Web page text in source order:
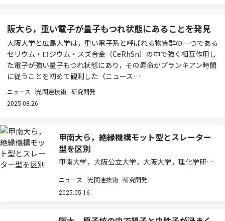
阪大ら，重い電子が量子もつれ状態にあることを発見
大阪大学と広島大学は，重い電子系と呼ばれる物質群の一つである
セリウム・ロジウム・スズ合金（CeRhSn）の中で強く相互作用し
た電子が強い量子もつれ状態にあり，その寿命がプランキアン時間
に従うことを初めて観測した（ニュース…
ニュース 光関連技術 研究開発
2025.08.26
甲南大ら，絶縁機構モット型とスレーター
型を区別
甲南大学，大阪公立大学，大阪大学，理化学研究
サリク大学らは，物質が「モット型」か「スレー
ター型」か，という絶縁機構の違いを区別するこ
ニュース 光関連技術 研究開発
2025.05.16